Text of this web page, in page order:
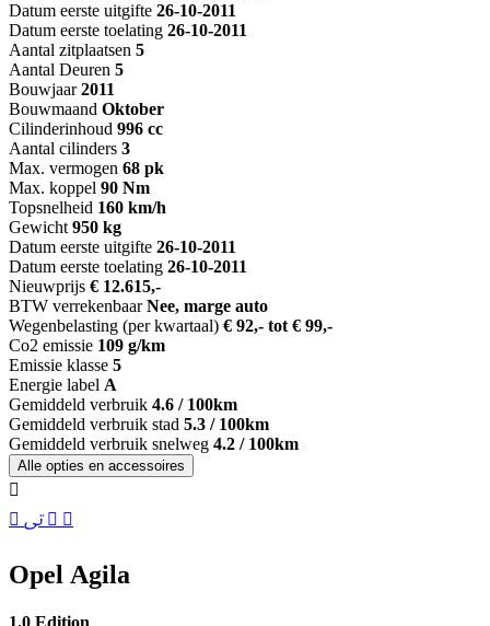
Datum eerste uitgifte 26-10-2011
Datum eerste toelating 26-10-2011
Aantal zitplaatsen 5
Aantal Deuren 5
Bouwjaar 2011
Bouwmaand Oktober
Cilinderinhoud 996 cc
Aantal cilinders 3
Max. vermogen 68 pk
Max. koppel 90 Nm
Topsnelheid 160 km/h
Gewicht 950 kg
Datum eerste uitgifte 26-10-2011
Datum eerste toelating 26-10-2011
Nieuwprijs € 12.615,-
BTW verrekenbaar Nee, marge auto
Wegenbelasting (per kwartaal) € 92,- tot € 99,-
Co2 emissie 109 g/km
Emissie klasse 5
Energie label A
Gemiddeld verbruik 4.6 / 100km
Gemiddeld verbruik stad 5.3 / 100km
Gemiddeld verbruik snelweg 4.2 / 100km
Alle opties en accessoires
Opel Agila
1.0 Edition